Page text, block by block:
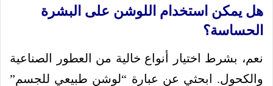
هل يمكن استخدام اللوشن على البشرة
الحساسة؟
نعم، بشرط اختيار أنواع خالية من العطور الصناعية
والكحول. ابحثي عن عبارة “لوشن طبيعي للجسم”